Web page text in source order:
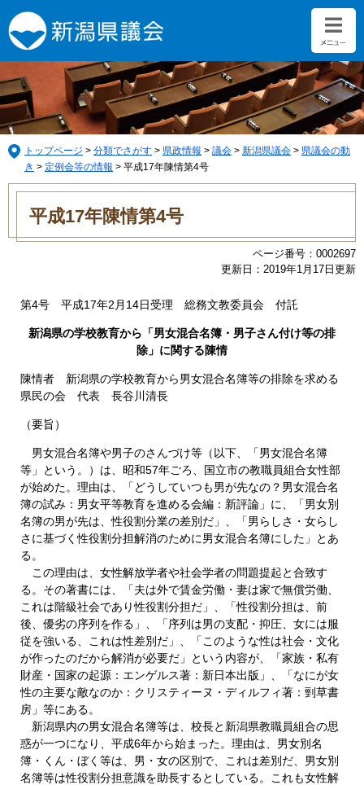
ー
ジ
の
先
頭
で
す。
ニ
ュ
ー
を
飛
ば
し
て
トップページ > 分類でさがす > 県政情報 > 議会 > 新潟県議会 > 県議会の動
き > 定例会等の情報 > 平成17年陳情第4号
本
平成17年陳情第4号
ページ番号：0002697
更新日：2019年1月17日更新
第4号 平成17年2月14日受理 総務文教委員会 付託
新潟県の学校教育から「男女混合名簿・男子さん付け等の排
除」に関する陳情
陳情者 新潟県の学校教育から男女混合名簿等の排除を求める
県民の会 代表 長谷川清長
（要旨）
男女混合名簿や男子のさんづけ等（以下、「男女混合名簿
等」という。）は、昭和57年ごろ、国立市の教職員組合女性部
が始めた。理由は、「どうしていつも男が先なの？男女混合名
簿の試み：男女平等教育を進める会編：新評論」に、「男女別
名簿の男が先は、性役割分業の差別だ」、「男らしさ・女らし
さに基づく性役割分担解消のために男女混合名簿にした」とあ
る。
この理由は、女性解放学者や社会学者の問題提起と合致す
る。その著書には、「夫は外で賃金労働・妻は家で無償労働、
これは階級社会であり性役割分担だ」、「性役割分担は、前
後、優劣の序列を作る」、「序列は男の支配・抑圧、女には服
従を強いる、これは性差別だ」、「このような性は社会・文化
が作ったのだから解消が必要だ」という内容が、「家族・私有
財産・国家の起源：エンゲルス著：新日本出版」、「なにが女
性の主要な敵なのか：クリスティーヌ・ディルフィ著：剄草書
房」等にある。
新潟県内の男女混合名簿等は、校長と新潟県教職員組合の思
惑が一つになり、平成6年から始まった。理由は、男女別名
簿・くん・ぼく等は、男・女の区別で、これは差別だ、男女別
名簿等は性役割分担意識を助長するとしている。これも女性解